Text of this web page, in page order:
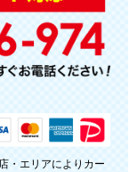
・エリアによりカー